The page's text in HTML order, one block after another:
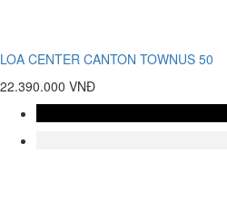
LOA CENTER CANTON TOWNUS 50
22.390.000 VNĐ